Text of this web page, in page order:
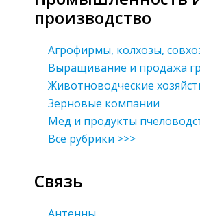
производство
Агрофирмы, колхозы,
Выращивание и продажа
Животноводческие
Зерновые компании
Мед и продукты
Все рубрики >>>
Связь